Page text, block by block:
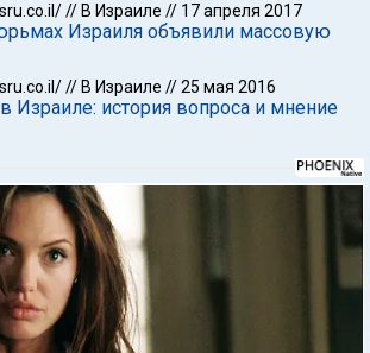
// В Израиле // 17 апреля 2017
Израиля объявили массовую
// В Израиле //25 мая 2016
Израиле: история вопроса и мнение